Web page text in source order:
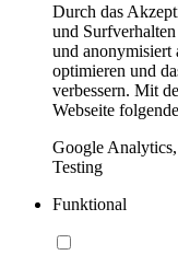
Durch das
und
und anonymisiert
optimieren und
verbessern. Mit
Webseite
Google
Testing
Funktional